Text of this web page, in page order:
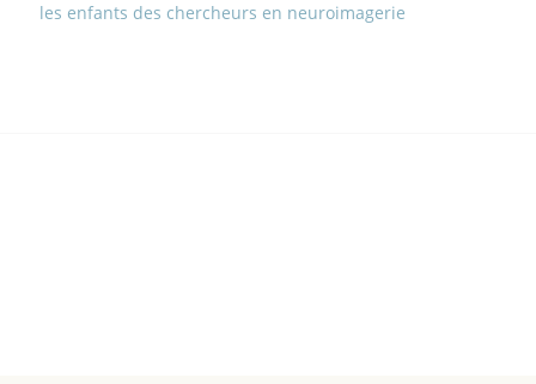
les enfants des chercheurs en neuroimagerie